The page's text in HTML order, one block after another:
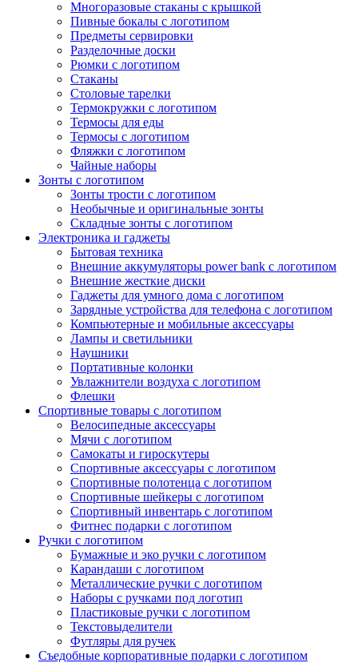
Многоразовые стаканы с крышкой
Пивные бокалы с логотипом
Предметы сервировки
Разделочные доски
Рюмки с логотипом
Стаканы
Столовые тарелки
Термокружки с логотипом
Термосы для еды
Термосы с логотипом
Фляжки с логотипом
Чайные наборы
Зонты с логотипом
Зонты трости с логотипом
Необычные и оригинальные зонты
Складные зонты с логотипом
Электроника и гаджеты
Бытовая техника
Внешние аккумуляторы power bank с логотипом
Внешние жесткие диски
Гаджеты для умного дома с логотипом
Зарядные устройства для телефона с логотипом
Компьютерные и мобильные аксессуары
Лампы и светильники
Наушники
Портативные колонки
Увлажнители воздуха с логотипом
Флешки
Спортивные товары с логотипом
Велосипедные аксессуары
Мячи с логотипом
Самокаты и гироскутеры
Спортивные аксессуары с логотипом
Спортивные полотенца с логотипом
Спортивные шейкеры с логотипом
Спортивный инвентарь с логотипом
Фитнес подарки с логотипом
Ручки с логотипом
Бумажные и эко ручки с логотипом
Карандаши с логотипом
Металлические ручки с логотипом
Наборы с ручками под логотип
Пластиковые ручки с логотипом
Текстовыделители
Футляры для ручек
Съедобные корпоративные подарки с логотипом